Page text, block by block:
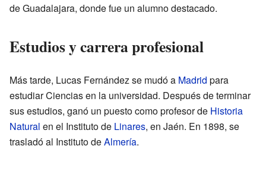
de Guadalajara, donde fue un alumno destacado.
Estudios y carrera profesional
Más tarde, Lucas Fernández se mudó a Madrid para
estudiar Ciencias en la universidad. Después de terminar
sus estudios, ganó un puesto como profesor de Historia
Natural en el Instituto de Linares, en Jaén. En 1898, se
trasladó al Instituto deAlmería.